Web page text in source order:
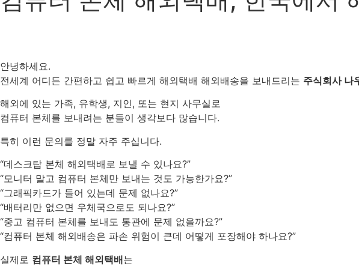
안녕하세요.
전세계 어디든 간편하고 쉽고 빠르게 해외택배 해외배송을 보내드리는 주식회사 나
해외에 있는 가족, 유학생, 지인, 또는 현지 사무실로
컴퓨터 본체를 보내려는 분들이 생각보다 많습니다.
특히 이런 문의를 정말 자주 주십니다.
“데스크탑 본체 해외택배로 보낼 수 있나요?”
“모니터 말고 컴퓨터 본체만 보내는 것도 가능한가요?”
“그래픽카드가 들어 있는데 문제 없나요?”
“배터리만 없으면 우체국으로도 되나요?”
“중고 컴퓨터 본체를 보내도 통관에 문제 없을까요?”
“컴퓨터 본체 해외배송은 파손 위험이 큰데 어떻게 포장해야 하나요?”
실제로 컴퓨터 본체 해외택배는